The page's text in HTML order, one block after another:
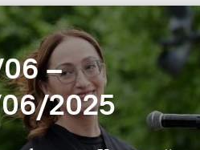
–
2025